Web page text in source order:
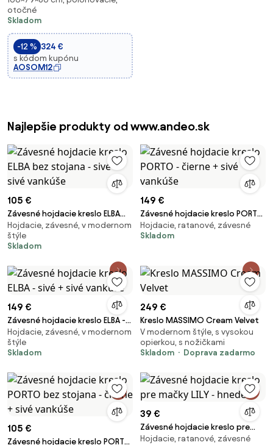
televíziu, kreslo s funkciou
skláňania, relaxačné kreslo,
ležadlo do obývacej izby,
spálne, um
otočné
Skladom
-12 % 324 €
s kódom kupónu
AOSOM12
Najlepšie produkty od www.andeo.sk
105 €
Závesné hojdacie kreslo ELBA
bez stojana - sivé + sivé
vankúše
Hojdacie, závesné, v modernom
štýle
Skladom
149 €
Závesné hojdacie kreslo PORTO
- čierne + sivé vankúše
Hojdacie, ratanové, závesné
Skladom
149 €
Závesné hojdacie kreslo ELBA -
sivé + sivé vankúše
Hojdacie, závesné, v modernom
štýle
Skladom
249 €
Kreslo MASSIMO Cream Velvet
V modernom štýle, s vysokou
opierkou, s nožičkami
Skladom
Doprava zadarmo
105 €
Závesné hojdacie kreslo PORTO
39 €
Závesné hojdacie kreslo pre
mačky LILY - hnedé
Hojdacie, ratanové, závesné